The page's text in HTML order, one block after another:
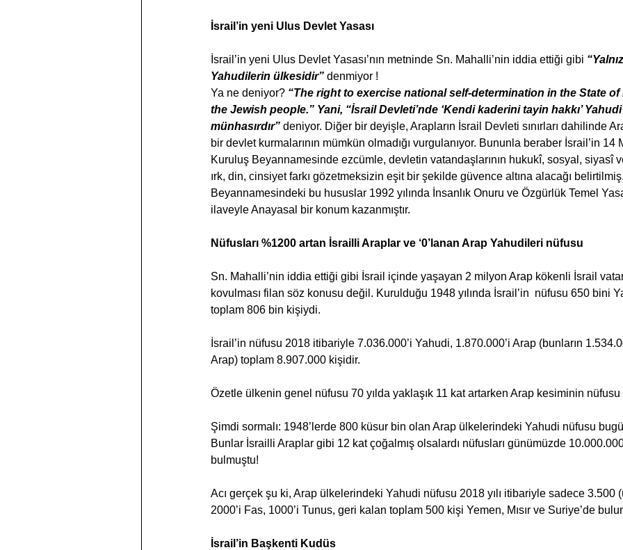
İsrail’in yeni Ulus Devlet Yasası
İsrail’in yeni Ulus Devlet Yasası’nın metninde Sn. Mahalli’nin iddia ettiği gibi
Yahudilerin ülkesidir” denmiyor !
Ya ne deniyor? “The right to exercise national self-determination in the State
the Jewish people.” Yani, “İsrail Devleti’nde ‘Kendi kaderini tayin hakkı’
münhasırdır” deniyor. Diğer bir deyişle, Arapların İsrail Devleti sınırları dahilinde
bir devlet kurmalarının mümkün olmadığı vurgulanıyor. Bununla beraber İsrail’in 14
Kuruluş Beyannamesinde ezcümle, devletin vatandaşlarının hukukî, sosyal, siyasî
ırk, din, cinsiyet farkı gözetmeksizin eşit bir şekilde güvence altına alacağı
Beyannamesindeki bu hususlar 1992 yılında İnsanlık Onuru ve Özgürlük Temel
ilaveyle Anayasal bir konum kazanmıştır.
Nüfusları %1200 artan İsrailli Araplar ve ‘0’lanan Arap Yahudileri nüfusu
Sn. Mahalli’nin iddia ettiği gibi İsrail içinde yaşayan 2 milyon Arap kökenli İsrail
kovulması filan söz konusu değil. Kurulduğu 1948 yılında İsrail’in  nüfusu 650 bini
toplam 806 bin kişiydi.
İsrail’in nüfusu 2018 itibariyle 7.036.000’i Yahudi, 1.870.000’i Arap (bunların
Arap) toplam 8.907.000 kişidir.
Özetle ülkenin genel nüfusu 70 yılda yaklaşık 11 kat artarken Arap kesiminin nüfusu
Şimdi sormalı: 1948’lerde 800 küsur bin olan Arap ülkelerindeki Yahudi nüfusu
Bunlar İsrailli Araplar gibi 12 kat çoğalmış olsalardı nüfusları günümüzde
bulmuştu!
Acı gerçek şu ki, Arap ülkelerindeki Yahudi nüfusu 2018 yılı itibariyle sadece 3.500
2000’i Fas, 1000’i Tunus, geri kalan toplam 500 kişi Yemen, Mısır ve Suriye’de
İsrail’in Başkenti Kudüs